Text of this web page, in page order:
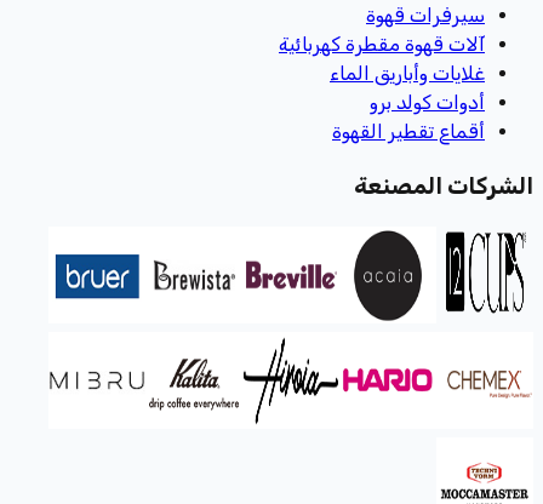
سيرفرات قهوة
آلات قهوة مقطرة كهربائية
غلايات وأباريق الماء
أدوات كولد برو
أقماع تقطير القهوة
الشركات المصنعة